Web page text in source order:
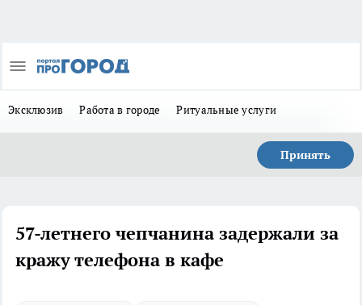
Эксклюзив Работа в городе Ритуальные услуги
Принять
57-летнего чепчанина задержали за
кражу телефона в кафе